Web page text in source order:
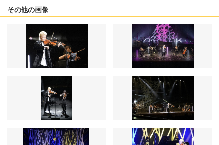
その他の画像